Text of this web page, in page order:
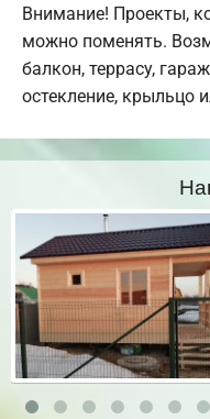
Внимание! Проекты,
можно поменять.
балкон, террасу,
остекление, крыльцо